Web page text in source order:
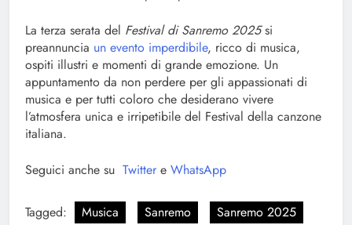
La terza serata del Festival di Sanremo 2025si
preannuncia un evento imperdibile, ricco di musica,
ospiti illustri e momenti di grande emozione. Un
appuntamento da non perdere per gli appassionati di
musica e per tutti coloro che desiderano vivere
l’atmosfera unica e irripetibile del Festival della canzone
italiana.
Seguici anche su Twitter e WhatsApp
Tagged: Musica Sanremo Sanremo 2025